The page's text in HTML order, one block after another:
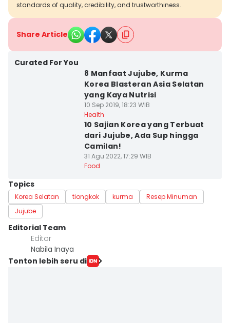
standards of quality, credibility, and trustworthiness.
Share Article
Curated For You
8 Manfaat Jujube, Kurma
Korea Blasteran Asia Selatan
yang Kaya Nutrisi
10 Sep 2019, 18:23 WIB
Health
10 Sajian Korea yang Terbuat
dari Jujube, Ada Sup hingga
Camilan!
31 Agu 2022, 17:29 WIB
Food
Topics
Korea Selatan tiongkok kurma
Resep Minuman
Jujube
Editorial Team
Editor
Nabila Inaya
Tonton lebih seru di